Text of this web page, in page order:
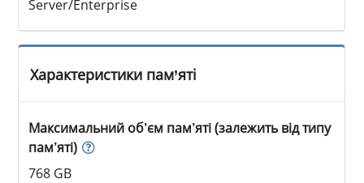
Server/Enterprise
Характеристики пам’яті
Максимальний об’єм пам’яті (залежить від типу
пам’яті)
768 GB